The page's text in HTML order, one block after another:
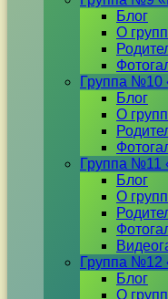
Блог
О
Группа №10
Блог
О
Группа №11
Блог
О
Группа №12
Блог
О